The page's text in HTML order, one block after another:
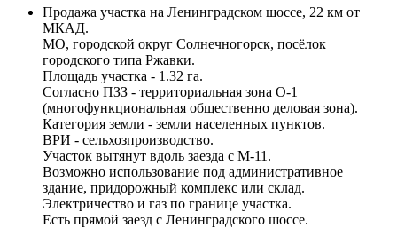
Продажа участка на Ленинградском шоссе, 22 км от
МКАД.
МО, городской округ Солнечногорск, посёлок
городского типа Ржавки.
Площадь участка - 1.32 га.
Согласно ПЗЗ - территориальная зона О-1
(многофункциональная общественно деловая зона).
Категория земли - земли населенных пунктов.
ВРИ - сельхозпроизводство.
Участок вытянут вдоль заезда с М-11.
Возможно использование под административное
здание, придорожный комплекс или склад.
Электричество и газ по границе участка.
Есть прямой заезд с Ленинградского шоссе.